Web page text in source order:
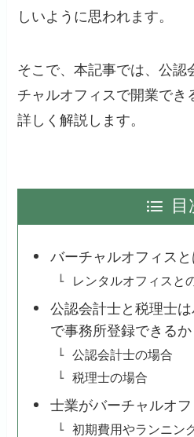
しいように思われます。
そこで、本記事では、公認
チャルオフィスで開業でき
詳しく解説します。
目
バーチャルオフィスと
レンタルオフィスと
公認会計士と税理士
で事務所登録できるか
公認会計士の場合
税理士の場合
士業がバーチャルオ
初期費用やランニン